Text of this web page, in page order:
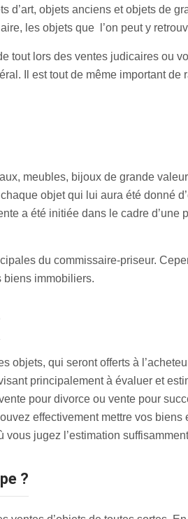
d’art, objets anciens et objets de
les objets que l’on peut y
tout lors des ventes judicaires ou
Il est tout de même important de
meubles, bijoux de grande
objet qui lui aura été donné
a été initiée dans le cadre d’une
du commissaire-priseur.
biens immobiliers.
objets, qui seront offerts à
principalement à évaluer et
pour divorce ou vente pour
effectivement mettre vos biens
vous jugez l’estimation
?